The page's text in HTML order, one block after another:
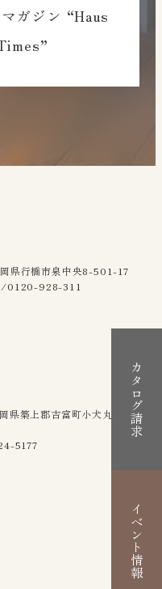
ガジン “Haus
県行橋市泉中央8-501-17
0120-928-311
県築上郡吉富町小犬丸121-
5177
カタログ請求
イベント情報